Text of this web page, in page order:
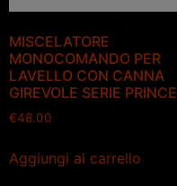
MISCELATORE
MONOCOMANDO PER
LAVELLO CON CANNA
GIREVOLE SERIE PRINCE
€48.00
Aggiungi al carrello